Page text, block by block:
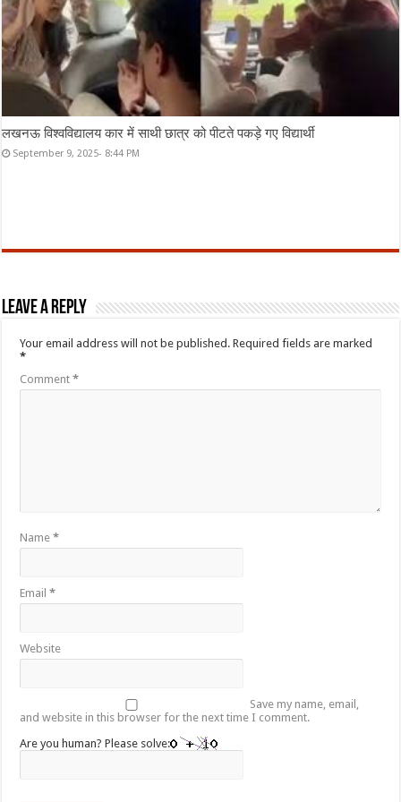
लखनऊ विश्वविद्यालय कार में साथी छात्र को पीटते पकड़े गए विद्यार्थी
September 9, 2025- 8:44 PM
Leave a Reply
Your email address will not be published. Required fields are marked
*
Comment*
Name*
Email*
Website
Save my name, email,
and website in this browser for the next time I comment.
Are you human? Please solve: